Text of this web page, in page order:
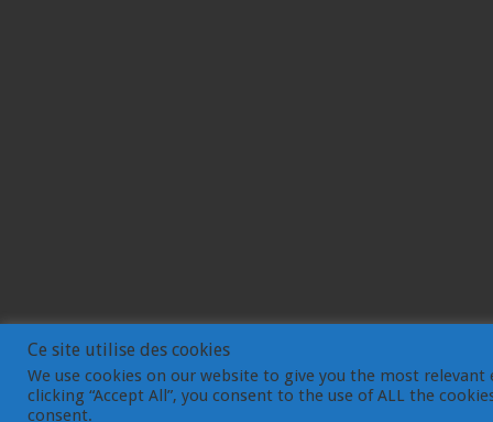
© Gemdev 2003-2023
Ce site utilise des cookies
We use cookies on our website to give you the most
clicking “Accept All”, you consent to the use of ALL the
consent.